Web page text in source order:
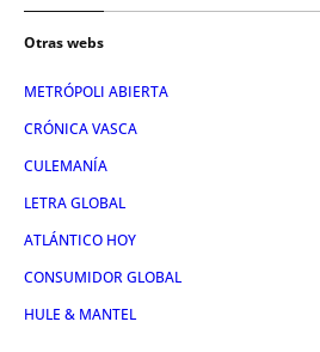
Otras webs
METRÓPOLI ABIERTA
CRÓNICA VASCA
CULEMANÍA
LETRA GLOBAL
ATLÁNTICO HOY
CONSUMIDOR GLOBAL
HULE & MANTEL